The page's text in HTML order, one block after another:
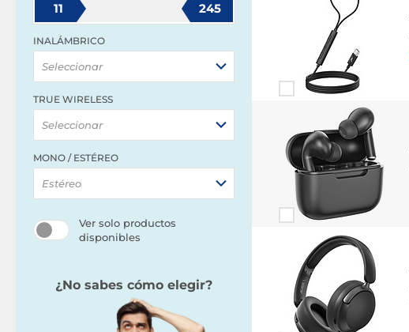
11 245
INALÁMBRICO
Seleccionar
TRUE WIRELESS
Seleccionar
MONO / ESTÉREO
Estéreo
Ver solo productos
disponibles
¿No sabes cómo elegir?